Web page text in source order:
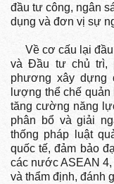
đầu tư công, ngân
dụng và đơn vị sự
Về cơ cấu lại đầu
và Đầu tư chủ trì,
phương xây dựng
lượng thể chế
tăng cường năng
phân bổ và giải
thống pháp luật
quốc tế, đảm bảo
các nước ASEAN
và thẩm định, đánh